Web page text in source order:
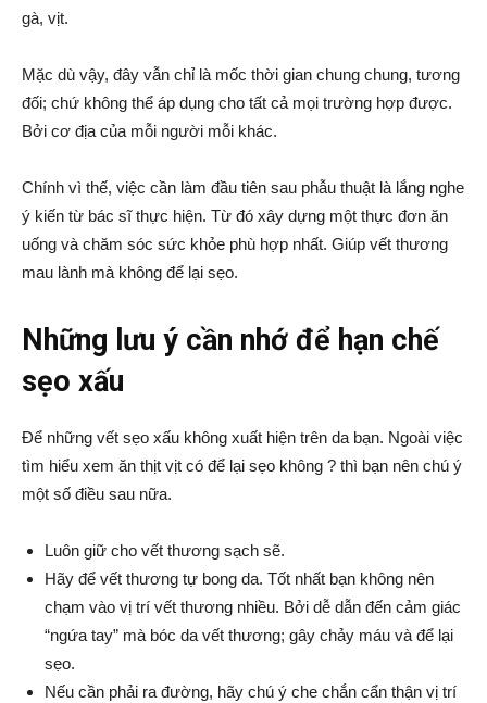
gà, vịt.
Mặc dù vậy, đây vẫn chỉ là mốc thời gian chung chung, tương
đối; chứ không thể áp dụng cho tất cả mọi trường hợp được.
Bởi cơ địa của mỗi người mỗi khác.
Chính vì thế, việc cần làm đầu tiên sau phẫu thuật là lắng nghe
ý kiến từ bác sĩ thực hiện. Từ đó xây dựng một thực đơn ăn
uống và chăm sóc sức khỏe phù hợp nhất. Giúp vết thương
mau lành mà không để lại sẹo.
Những lưu ý cần nhớ để hạn chế
sẹo xấu
Để những vết sẹo xấu không xuất hiện trên da bạn. Ngoài việc
tìm hiểu xem ăn thịt vịt có để lại sẹo không ? thì bạn nên chú ý
một số điều sau nữa.
Luôn giữ cho vết thương sạch sẽ.
Hãy để vết thương tự bong da. Tốt nhất bạn không nên
chạm vào vị trí vết thương nhiều. Bởi dễ dẫn đến cảm giác
“ngứa tay” mà bóc da vết thương; gây chảy máu và để lại
sẹo.
Nếu cần phải ra đường, hãy chú ý che chắn cẩn thận vị trí